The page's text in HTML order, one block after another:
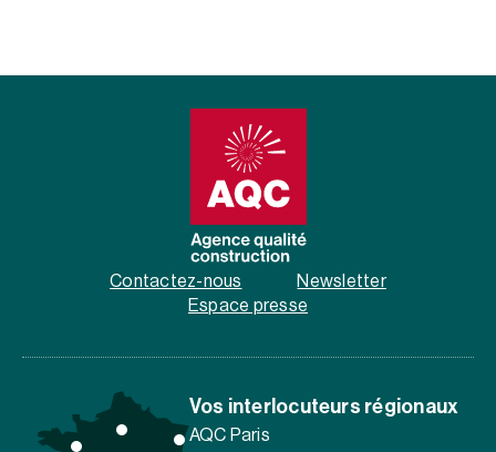
Contactez-nous
Newsletter
Espace presse
Vos interlocuteurs régionaux
AQC Paris